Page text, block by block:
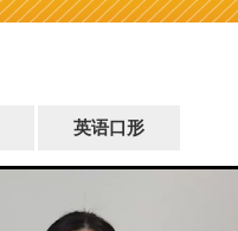
英语口形